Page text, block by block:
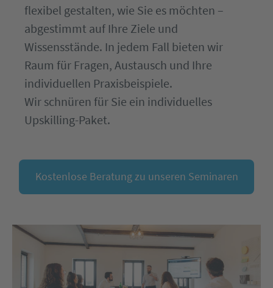
flexibel gestalten, wie Sie es möchten –
abgestimmt auf Ihre Ziele und
Wissensstände. In jedem Fall bieten wir
Raum für Fragen, Austausch und Ihre
individuellen Praxisbeispiele.
Wir schnüren für Sie ein individuelles
Upskilling-Paket.
Kostenlose Beratung zu unseren Seminaren